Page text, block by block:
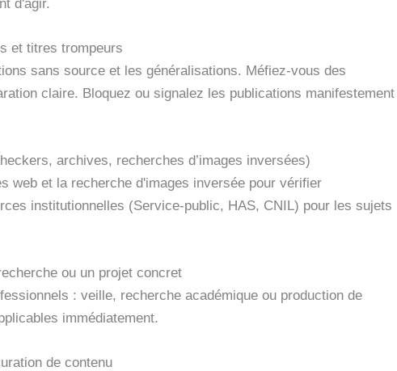
d'agir.
et titres trompeurs
sans source et les généralisations. Méfiez-vous des
claire. Bloquez ou signalez les publications manifestement
archives, recherches d’images inversées)
web et la recherche d'images inversée pour vérifier
institutionnelles (Service-public, HAS, CNIL) pour les sujets
ou un projet concret
: veille, recherche académique ou production de
immédiatement.
de contenu